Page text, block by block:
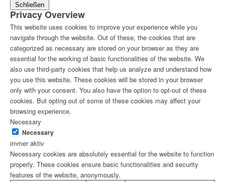
Schließen
Privacy Overview
This website uses cookies to improve your experience while you
navigate through the website. Out of these, the cookies that are
categorized as necessary are stored on your browser as they are
essential for the working of basic functionalities of the website. We
also use third-party cookies that help us analyze and understand how
you use this website. These cookies will be stored in your browser
only with your consent. You also have the option to opt-out of these
cookies. But opting out of some of these cookies may affect your
browsing experience.
Necessary
Necessary
immer aktiv
Necessary cookies are absolutely essential for the website to function
properly. These cookies ensure basic functionalities and security
features of the website, anonymously.